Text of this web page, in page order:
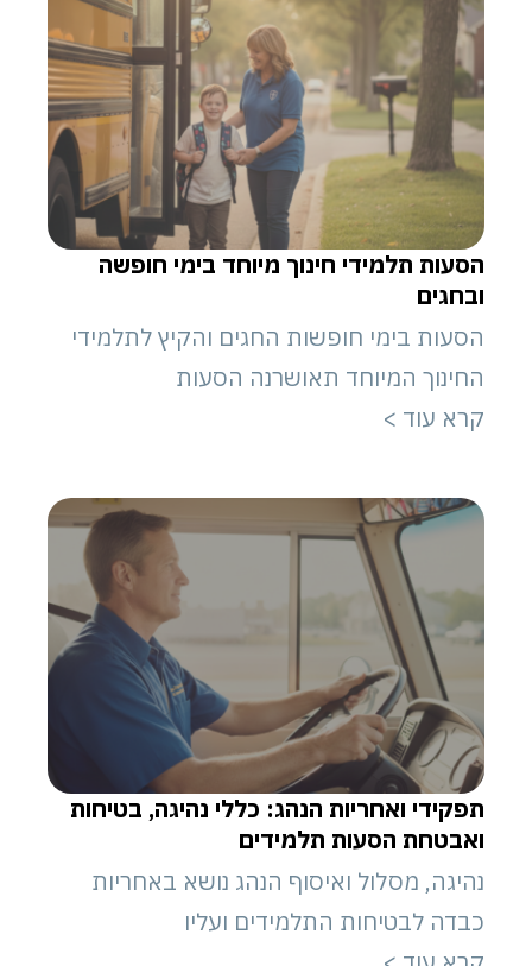
הסעות תלמידי חינוך מיוחד בימי חופשה
ובחגים
הסעות בימי חופשות החגים והקיץ לתלמידי
החינוך המיוחד תאושרנה הסעות
קרא עוד >
תפקידי ואחריות הנהג: כללי נהיגה, בטיחות
ואבטחת הסעות תלמידים
נהיגה, מסלול ואיסוף הנהג נושא באחריות
כבדה לבטיחות התלמידים ועליו